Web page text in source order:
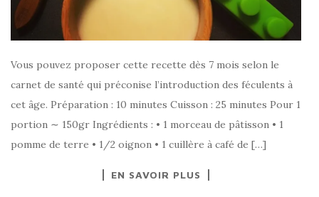
Vous pouvez proposer cette recette dès 7 mois selon le
carnet de santé qui préconise l’introduction des féculents à
cet âge. Préparation : 10 minutes Cuisson : 25 minutes Pour 1
portion ∼ 150gr Ingrédients : • 1 morceau de pâtisson • 1
pomme de terre • 1/2 oignon • 1 cuillère à café de […]
EN SAVOIR PLUS